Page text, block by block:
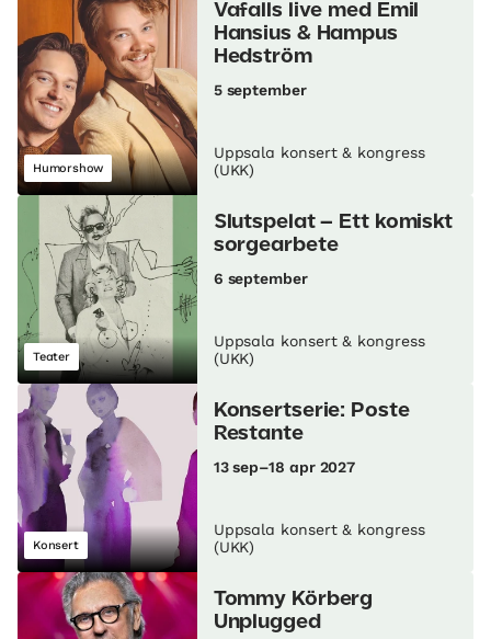
Humorshow
Vafalls live med Emil
Hansius & Hampus
Hedström
5 september
Uppsala konsert & kongress
(UKK)
Teater
Slutspelat – Ett komiskt
sorgearbete
6 september
Uppsala konsert & kongress
(UKK)
Konsert
Konsertserie: Poste
Restante
13 sep–18 apr 2027
Uppsala konsert & kongress
(UKK)
Tommy Körberg
Unplugged